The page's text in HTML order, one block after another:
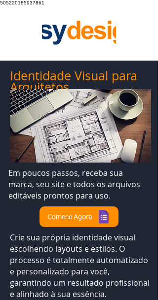
505220185937861
Identidade Visual para
Arquitetos
Em poucos passos, receba sua
marca, seu site e todos os arquivos
editáveis prontos para uso.
Comece Agora
Crie sua própria identidade visual
escolhendo layouts e estilos. O
processo é totalmente automatizado
e personalizado para você,
garantindo um resultado profissional
e alinhado à sua essência.